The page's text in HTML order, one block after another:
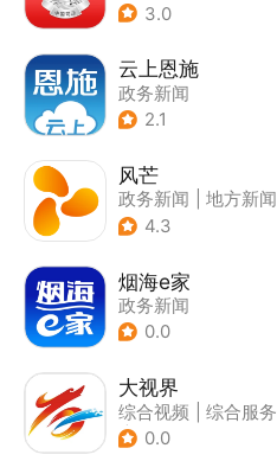
3.0
云上恩施
政务新闻
2.1
风芒
政务新闻
地方新闻
4.3
烟海e家
政务新闻
0.0
大视界
综合视频
综合服务
| 政务新闻
0.0